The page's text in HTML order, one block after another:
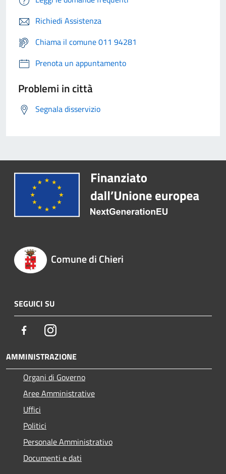
Richiedi Assistenza
Chiama il comune 011 94281
Prenota un appuntamento
Problemi in città
Segnala disservizio
Comune di Chieri
SEGUICI SU
FacebookInstagram
AMMINISTRAZIONE
Organi di Governo
Aree Amministrative
Uffici
Politici
Personale Amministrativo
Documenti e dati